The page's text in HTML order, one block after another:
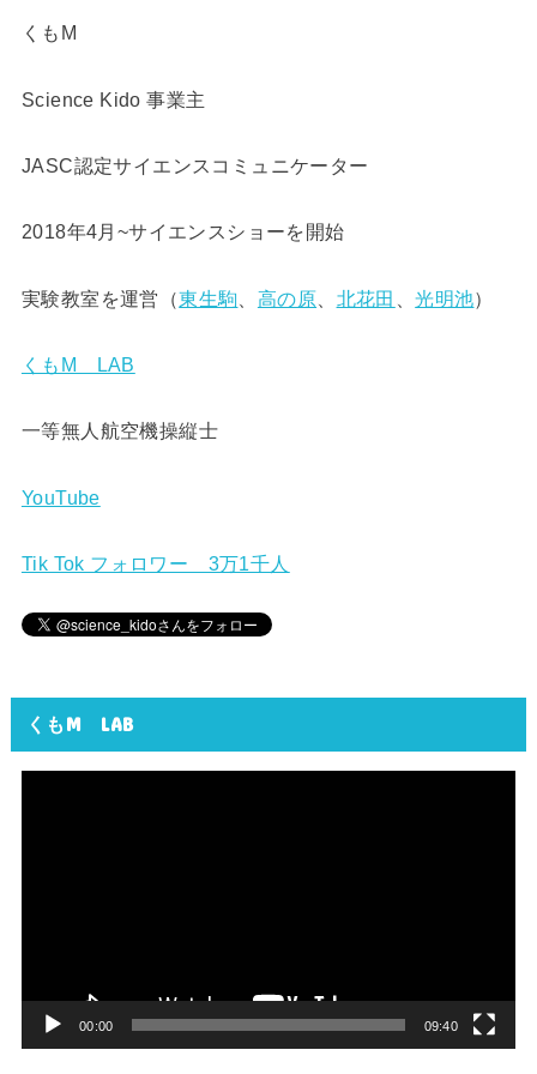
くもM
Science Kido 事業主
JASC認定サイエンスコミュニケーター
2018年4月~サイエンスショーを開始
実験教室を運営（東生駒 高の原 北花田 、光明池）
くもM LAB
一等無人航空機操縦士
YouTube
Tik Tok フォロワー 3万1千人
くもM LAB
00:00 09:40